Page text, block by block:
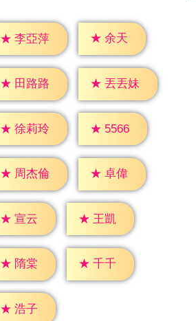
★ 李亞萍 ★ 余天
★ 田路路 ★ 丟丟妹
★ 徐莉玲 ★ 5566
★ 周杰倫 ★ 卓偉
★ 宣云 ★ 王凱
★ 隋棠 ★ 千千
★ 浩子